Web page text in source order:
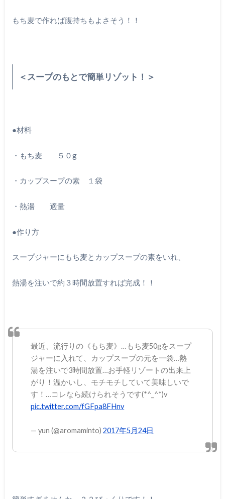
もち麦で作れば腹持ちもよさそう！！
＜スープのもとで簡単リゾット！＞
●材料
・もち麦 ５０g
・カップスープの素 １袋
・熱湯 適量
●作り方
スープジャーにもち麦とカップスープの素をいれ、
熱湯を注いで約３時間放置すれば完成！！
最近、流行りの《もち麦》…もち麦50gをスープ
ジャーに入れて、カップスープの元を一袋…熱
湯を注いで3時間放置…お手軽リゾートの出来上
がり！温かいし、モチモチしていて美味しいで
す！…コレなら続けられそうです(*^_^*)v
pic.twitter.com/fGFpa8FHnv
— yun (@aromaminto)2017年5月24日